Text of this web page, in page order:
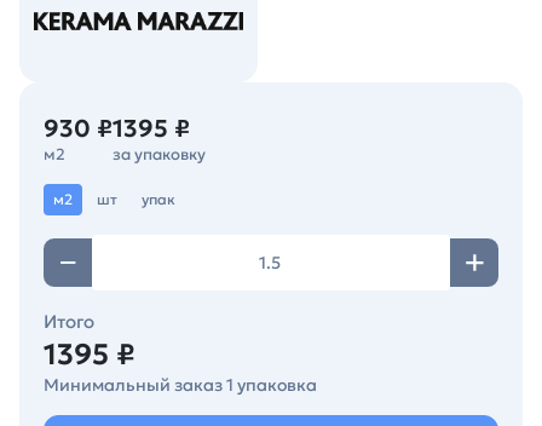
930 ₽
м2
1395 ₽
за упаковку
м2 шт упак
Итого
1395 ₽
Минимальный заказ 1 упаковка